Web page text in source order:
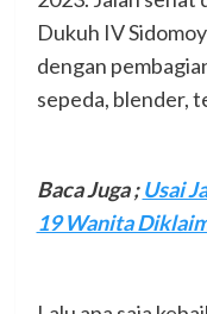
Dukuh IV
dengan
sepeda, blender,
Baca Juga ;Usai
19 Wanita